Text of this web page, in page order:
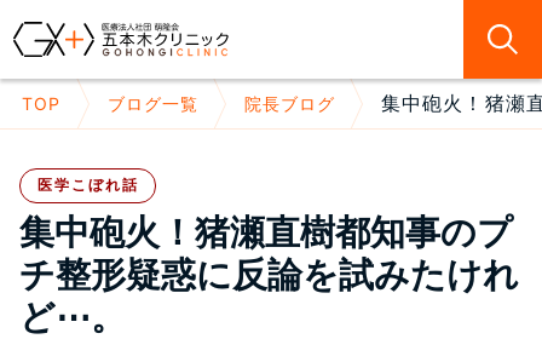
TOP ブログ一覧 院長ブログ 集中砲火！猪瀬
医学こぼれ話
集中砲火！猪瀬直樹都知事のプ
チ整形疑惑に反論を試みたけれ
ど⋯。